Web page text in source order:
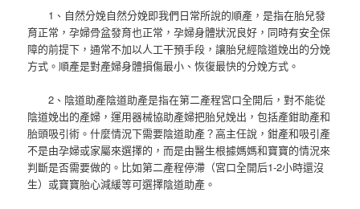
1、自然分娩自然分娩即我們日常所說的順產，是指在胎兒發
育正常，孕婦骨盆發育也正常，孕婦身體狀況良好，同時有安全保
障的前提下，通常不加以人工干預手段，讓胎兒經陰道娩出的分娩
方式。順產是對產婦身體損傷最小、恢復最快的分娩方式。
2、陰道助產陰道助產是指在第二產程宮口全開后，對不能從
陰道娩出的產婦，運用器械協助產婦把胎兒娩出，包括產鉗助產和
胎頭吸引術。什麼情況下需要陰道助產？高主任說，鉗產和吸引產
不是由孕婦或家屬來選擇的，而是由醫生根據媽媽和寶寶的情況來
判斷是否需要做的。比如第二產程停滯（宮口全開后1-2小時還沒
生）或寶寶胎心減緩等可選擇陰道助產。